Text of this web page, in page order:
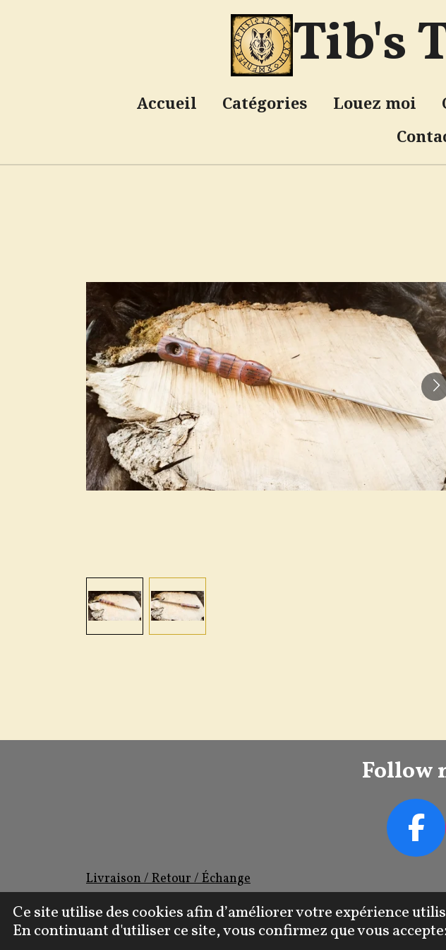
Ce site utilise des cookies afin d’améliorer votre expérience
En continuant d'utiliser ce site, vous confirmez que vous
Tib's
Accueil Catégories Louez moi
Follow
F
A
C
E
Livraison / Retour / Échange
Mentions Légales CGV
© 2022 - 2026 Tib's Transforme